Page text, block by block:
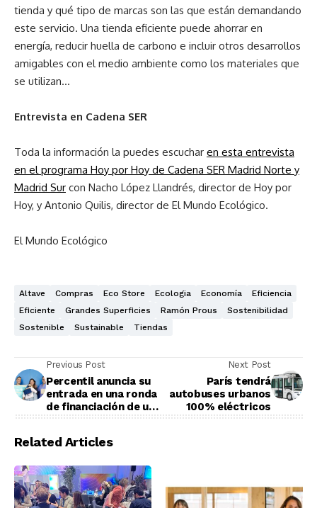
tienda y qué tipo de marcas son las que están demandando
este servicio. Una tienda eficiente puede ahorrar en
energía, reducir huella de carbono e incluir otros desarrollos
amigables con el medio ambiente como los materiales que
se utilizan…
Entrevista en Cadena SER
Toda la información la puedes escuchar en esta entrevista
en el programa Hoy por Hoy de Cadena SER Madrid Norte y
Madrid Sur con Nacho López Llandrés, director de Hoy por
Hoy, y Antonio Quilis, director de El Mundo Ecológico.
El Mundo Ecológico
Altave Compras Eco Store Ecologia Economía
Eficiencia
Eficiente
Grandes Superficies Ramón Prous
Sostenibilidad
Sostenible
Sustainable Tiendas
Previous Post
Percentil anuncia su
entrada en una ronda
de financiación de un
Next Post
París tendrá
autobuses urbanos
100% eléctricos
Related Articles